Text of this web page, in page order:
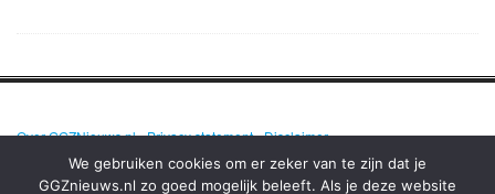
Over GGZNieuws.nl•Privacy statement•Disclaimer
We gebruiken cookies om er zeker van te zijn dat je
GGZnieuws.nl zo goed mogelijk beleeft. Als je deze website